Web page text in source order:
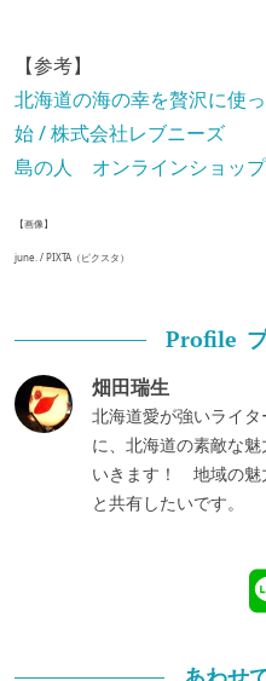
【参考】
北海道の海の幸を贅沢に使
始 / 株式会社レブニーズ
島の人 オンラインショップ
【画像】
june. / PIXTA（ピクスタ）
Profile
畑田瑞生
北海道愛が強いライ
に、北海道の素敵な
いきます！ 地域の魅
と共有したいです。